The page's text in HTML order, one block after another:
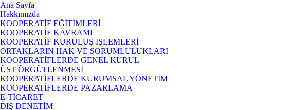
Ana Sayfa
Hakkımızda
KOOPERATİF EĞİTİMLERİ
KOOPERATİF KAVRAMI
KOOPERATİF KURULUŞ İŞLEMLERİ
ORTAKLARIN HAK VE SORUMLULUKLARI
KOOPERATİFLERDE GENEL KURUL
ÜST ÖRGÜTLENMESİ
KOOPERATİFLERDE KURUMSAL YÖNETİM
KOOPERATİFLERDE PAZARLAMA
E-TİCARET
DIŞ DENETİM